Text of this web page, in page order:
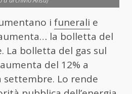
i funerali e
la bolletta del
La bolletta del gas sul
del 12% a
Lo rende